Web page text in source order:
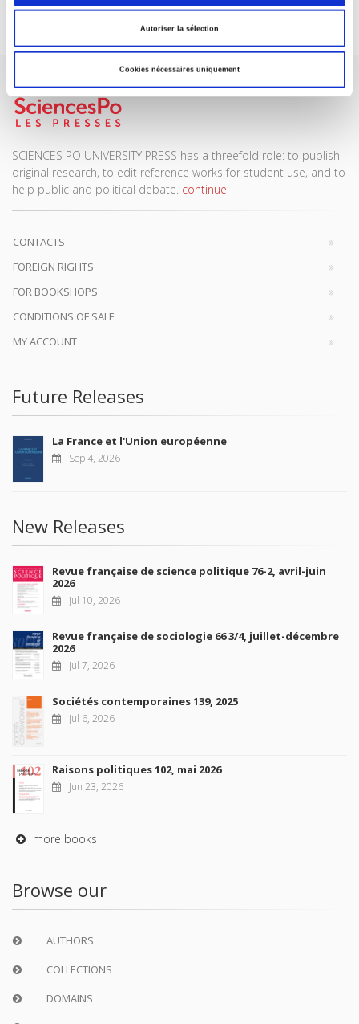
Autoriser la sélection
Cookies nécessaires uniquement
Subscribe today
SCIENCES PO UNIVERSITY PRESS has a threefold role: to publish
original research, to edit reference works for student use, and to
help public and political debate. continue
CONTACTS
FOREIGN RIGHTS
FOR BOOKSHOPS
CONDITIONS OF SALE
MY ACCOUNT
Future Releases
La France et l'Union européenne
Sep 4, 2026
New Releases
Revue française de science politique 76-2, avril-juin
2026
Jul 10, 2026
Revue française de sociologie 66 3/4, juillet-décembre
2026
Jul 7, 2026
Sociétés contemporaines 139, 2025
Jul 6, 2026
Raisons politiques 102, mai 2026
Jun 23, 2026
more books
Browse our
AUTHORS
COLLECTIONS
DOMAINS